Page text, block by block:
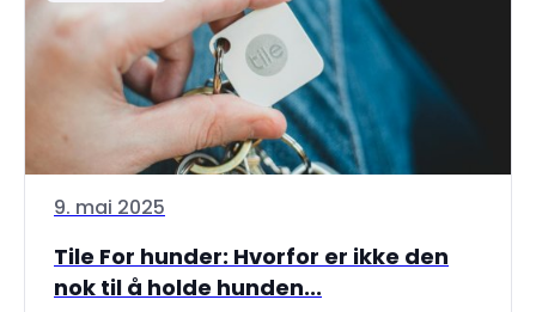
9. mai 2025
Tile For hunder: Hvorfor er ikke den
nok til å holde hunden...